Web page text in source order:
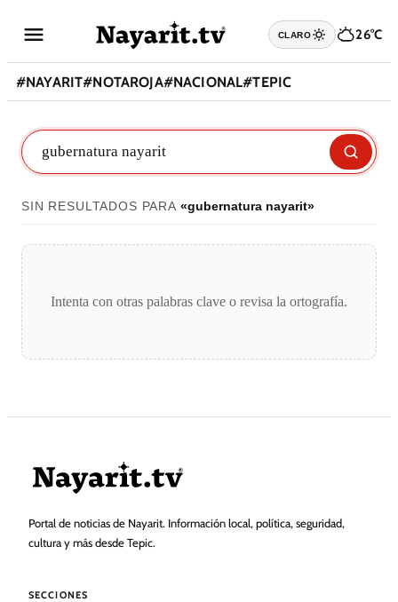
CLARO 26°C
#NAYARIT#NOTAROJA#NACIONAL#TEPIC
SIN RESULTADOS PARA «gubernatura nayarit»
Intenta con otras palabras clave o revisa la ortografía.
Portal de noticias de Nayarit. Información local, política, seguridad,
cultura y más desde Tepic.
SECCIONES